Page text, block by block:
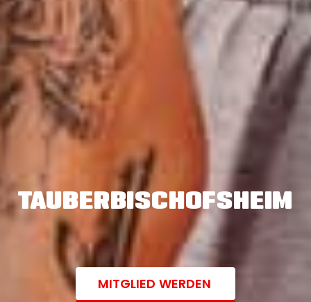
TAUBERBISCHOFSHEIM
MITGLIED WERDEN